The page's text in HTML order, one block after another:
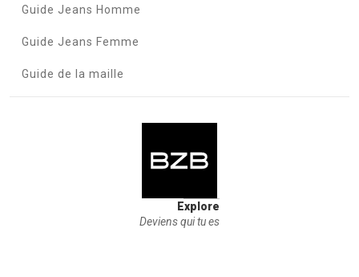
Guide Jeans Homme
Guide Jeans Femme
Guide de la maille
Explore
Deviens qui tu es